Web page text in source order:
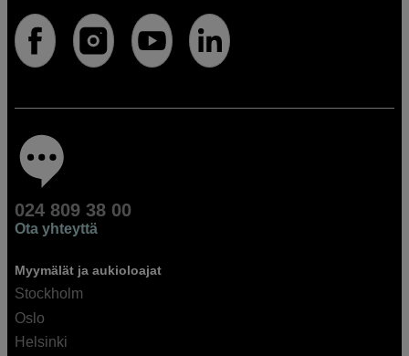
024 809 38 00
Ota yhteyttä
Myymälät ja aukioloajat
Stockholm
Oslo
Helsinki